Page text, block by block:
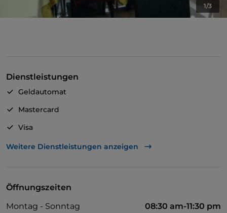
1/3
Dienstleistungen
Geldautomat
Mastercard
Visa
Behindertengerechter Zugang
Weitere Dienstleistungen anzeigen
Öffnungszeiten
Montag - Sonntag
08:30 am-11:30 pm